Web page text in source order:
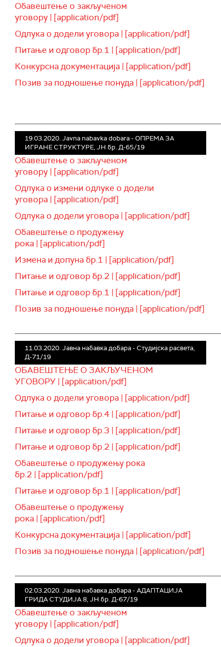
Обавештење о закљученом
уговору | [application/pdf]
Одлука о додели уговора | [application/pdf]
Питање и одговор бр.1 | [application/pdf]
Конкурсна документација | [application/pdf]
Позив за подношење понуда | [application/pdf]
19.03.2020. Javna nabavka dobara - ОПРЕМА ЗА
ИГРАНЕ СТРУКТУРЕ, ЈН бр. Д-65/19
Обавештење о закљученом
уговору | [application/pdf]
Одлука о измени одлуке о додели
уговора | [application/pdf]
Одлука о додели уговора | [application/pdf]
Обавештење о продужењу
рока | [application/pdf]
Измена и допуна бр.1 | [application/pdf]
Питање и одговор бр.2 | [application/pdf]
Питање и одговор бр.1 | [application/pdf]
Позив за подношење понуда | [application/pdf]
11.03.2020. Јавна набавка добара - Студијска расвета,
Д-71/19
ОБАВЕШТЕЊЕ О ЗАКЉУЧЕНОМ
УГОВОРУ | [application/pdf]
Одлука о додели уговора | [application/pdf]
Питање и одговор бр.4 | [application/pdf]
Питање и одговор бр.3 | [application/pdf]
Питање и одговор бр.2 | [application/pdf]
Обавештење о продужењу рока
бр.2 | [application/pdf]
Питање и одговор бр.1 | [application/pdf]
Обавештење о продужењу
рока | [application/pdf]
Конкурсна документација | [application/pdf]
Позив за подношење понуда | [application/pdf]
02.03.2020. Јавна набавка добара - АДАПТАЦИЈА
ГРИДА СТУДИЈА 8, ЈН бр. Д-67/19
Обавештење о закљученом
уговору | [application/pdf]
Одлука о додели уговора | [application/pdf]